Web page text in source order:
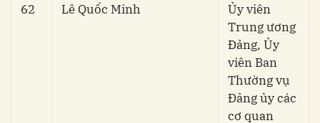
62 Lê Quốc Minh
Ủy viên
Trung ương
Đảng, Ủy
viên Ban
Thường vụ
Đảng ủy các
cơ quan